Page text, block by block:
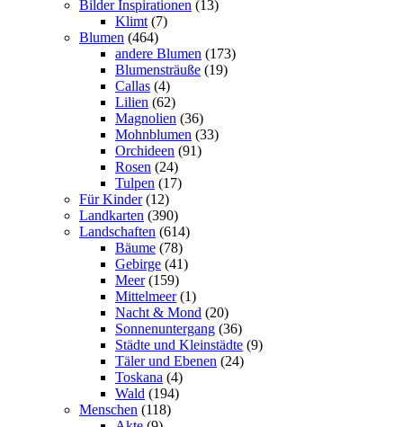
Bilder Inspirationen (13)
Klimt (7)
Blumen (464)
andere Blumen (173)
Blumensträuße (19)
Callas (4)
Lilien (62)
Magnolien (36)
Mohnblumen (33)
Orchideen (91)
Rosen (24)
Tulpen (17)
Für Kinder (12)
Landkarten (390)
Landschaften (614)
Bäume (78)
Gebirge (41)
Meer (159)
Mittelmeer (1)
Nacht & Mond (20)
Sonnenuntergang (36)
Städte und Kleinstädte (9)
Täler und Ebenen (24)
Toskana (4)
Wald (194)
Menschen (118)